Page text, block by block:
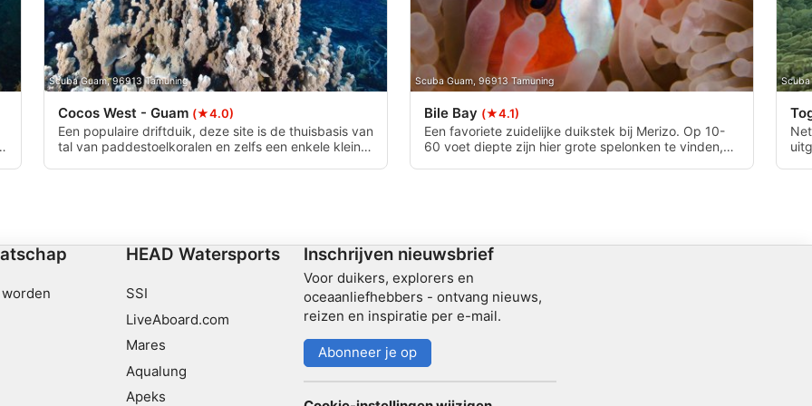
Scuba Guam, 96913 Tamuning
Cocos West - Guam (★4.0)
Een populaire driftduik, deze site is de thuisbasis van
tal van paddestoelkoralen en zelfs een enkele kleine
Scuba Guam, 96913 Tamuning
Bile Bay (★4.1)
Een favoriete zuidelijke duikstek bij Merizo. Op 10-
60 voet diepte zijn hier grote spelonken te vinden,
Scuba
HEAD Watersports
SSI
LiveAboard.com
Mares
Aqualung
Apeks
Inschrijven nieuwsbrief
Voor duikers, explorers en
oceaanliefhebbers - ontvang nieuws,
reizen en inspiratie per e-mail.
Abonneer je op